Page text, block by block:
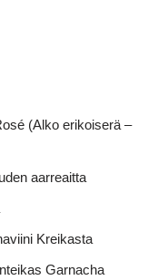
(Alko erikoiserä –
aarreaitta
Kreikasta
Garnacha